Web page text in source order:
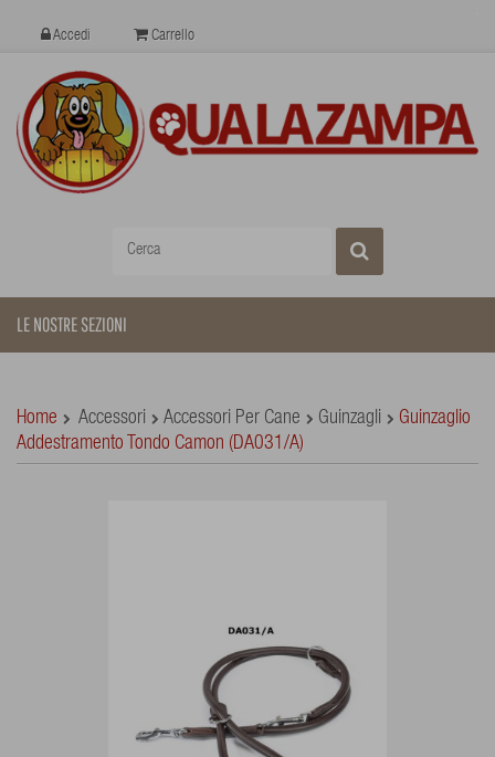
Accedi Carrello
LE NOSTRE SEZIONI
Home Accessori Accessori Per Cane Guinzagli
Guinzaglio
Addestramento Tondo Camon (DA031/A)